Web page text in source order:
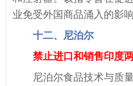
业免受外国商品涌入的影响
十二、尼泊尔
禁止进口和销售印度
尼泊尔食品技术与质